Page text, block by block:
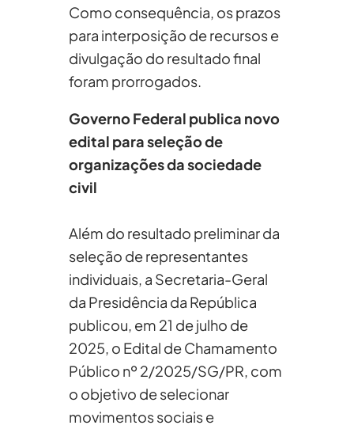
Como consequência, os prazos
para interposição de recursos e
divulgação do resultado final
foram prorrogados.
Governo Federal publica novo
edital para seleção de
organizações da sociedade
civil
Além do resultado preliminar da
seleção de representantes
individuais, a Secretaria-Geral
da Presidência da República
publicou, em 21 de julho de
2025, o Edital de Chamamento
Público nº 2/2025/SG/PR, com
o objetivo de selecionar
movimentos sociais e